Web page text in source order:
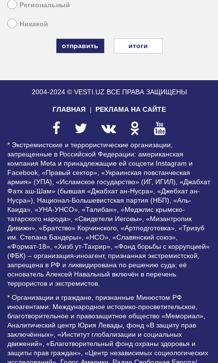
Региональный
Никакой
итоги
2004-2024 © VESTI.UZ ВСЕ ПРАВА ЗАЩИЩЕНЫ
ГЛАВНАЯ РЕКЛАМА НА САЙТЕ
* Экстремистские и террористические организации,
запрещенные в Российской Федерации: американская
компания Meta и принадлежащие ей соцсети Instagram и
Facebook, «Правый сектор», «Украинская повстанческая
армия» (УПА), «Исламское государство» (ИГ, ИГИЛ), «Джабхат
Фатх аш-Шам» (бывшая «Джабхат ан-Нусра», «Джебхат ан-
Нусра»), Национал-Большевистская партия (НБП), «Аль-
Каида», «УНА-УНСО», «Талибан», «Меджлис крымско-
татарского народа», «Свидетели Иеговы», «Мизантропик
Дивижн», «Братство» Корчинского, «Артподготовка», «Тризуб
им. Степана Бандеры», «НСО», «Славянский союз»,
«Формат-18», «Хизб ут-Тахрир», «Фонд борьбы с коррупцией»
(ФБК) – организация-иноагент, признанная экстремистской,
запрещена в РФ и ликвидирована по решению суда; её
основатель Алексей Навальный включён в перечень
террористов и экстремистов.
* Организации и граждане, признанные Минюстом РФ
иноагентами: Международное историко-просветительское,
благотворительное и правозащитное общество «Мемориал»,
Аналитический центр Юрия Левады, фонд «В защиту прав
заключённых», «Институт глобализации и социальных
движений», «Благотворительный фонд охраны здоровья и
защиты прав граждан», «Центр независимых социологических